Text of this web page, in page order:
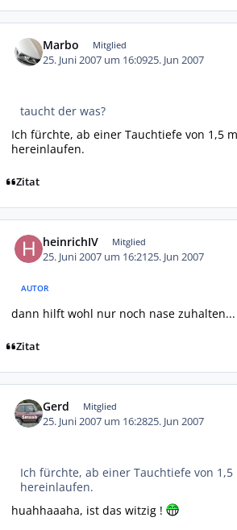
Marbo Mitglied
25. Juni 2007 um 16:0925. Jun 2007
taucht der was?
Ich fürchte, ab einer Tauchtiefe von 1,5
hereinlaufen.
Zitat
heinrichIV Mitglied
25. Juni 2007 um 16:2125. Jun 2007
AUTOR
dann hilft wohl nur noch nase zuhalten...
Zitat
Gerd Mitglied
25. Juni 2007 um 16:2825. Jun 2007
Ich fürchte, ab einer Tauchtiefe von
hereinlaufen.
huahhaaaha, ist das witzig !